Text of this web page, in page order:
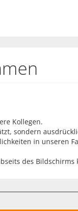
Kollegen.
sondern
in unseren
des Bildschirms